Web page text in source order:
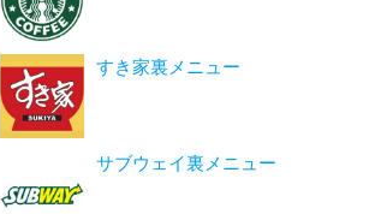
すき家裏メニュー
サブウェイ裏メニュー